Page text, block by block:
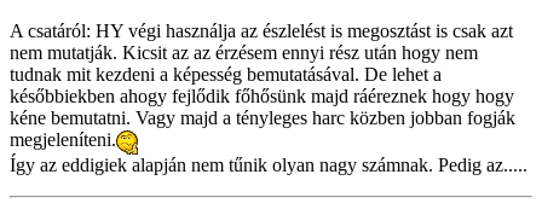
A csatáról: HY végi használja az észlelést is megosztást is csak azt
nem mutatják. Kicsit az az érzésem ennyi rész után hogy nem
tudnak mit kezdeni a képesség bemutatásával. De lehet a
későbbiekben ahogy fejlődik főhősünk majd ráéreznek hogy hogy
kéne bemutatni. Vagy majd a tényleges harc közben jobban fogják
megjeleníteni.
Így az eddigiek alapján nem tűnik olyan nagy számnak. Pedig az.....